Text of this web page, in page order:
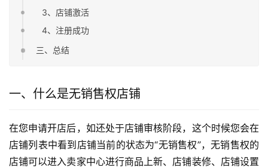
3、店铺激活
4、注册成功
三、总结
一、什么是无销售权店铺
在您申请开店后，如还处于店铺审核阶段，这个时候您会在
店铺列表中看到店铺当前的状态为“无销售权”，无销售权的
店铺可以进入卖家中心进行商品上新、店铺装修、店铺设置